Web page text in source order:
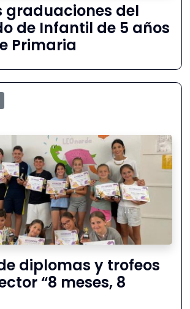
graduaciones del
de Infantil de 5 años
Primaria
diplomas y trofeos
“8 meses, 8